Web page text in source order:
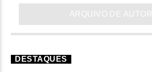
ARQUIVO DE AUTOR
DESTAQUES